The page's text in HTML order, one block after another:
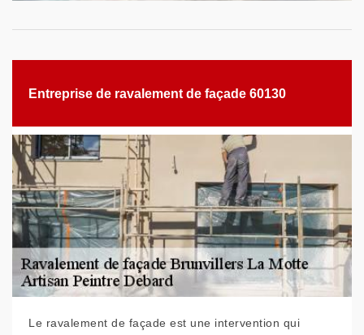
Entreprise de ravalement de façade 60130
Le ravalement de façade est une intervention qui